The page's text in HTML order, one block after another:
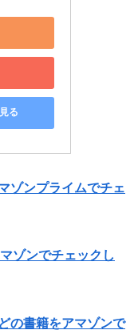
る
ゾンプライムでチェ
ゾンでチェックし
の書籍をアマゾンで